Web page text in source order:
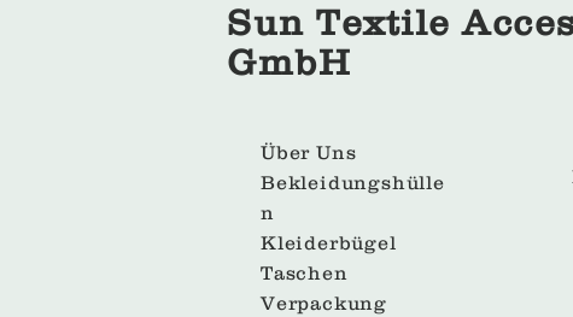
Sun Textile
GmbH
Über Uns
Bekleidungshülle
n
Kleiderbügel
Taschen
Verpackung